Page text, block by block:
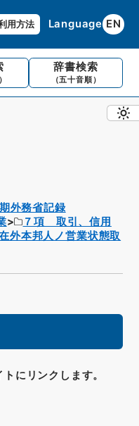
用方法 Language EN
辞書検索
（五十音順）
外務省記録
７項 取引、信用
外本邦人ノ営業状態取
にリンクします。